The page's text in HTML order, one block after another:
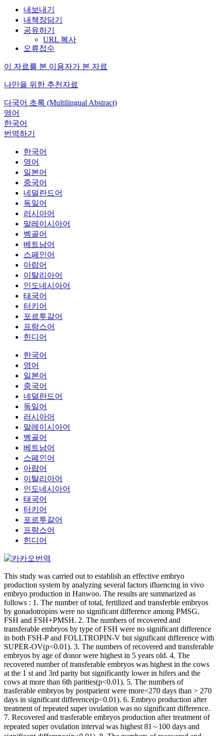
내보내기
내책장담기
공유하기
URL 복사
오류접수
이 자료를 본 이용자가 본 자료
나만을 위한 추천자료
다국어 초록 (Multilingual Abstract)
영어
한국어
번역하기
한국어
영어
일본어
중국어
네덜란드어
독일어
러시아어
말레이시아어
벵골어
베트남어
스페인어
아랍어
이탈리아어
인도네시아어
태국어
터키어
포르투갈어
프랑스어
힌디어
한국어
영어
일본어
중국어
네덜란드어
독일어
러시아어
말레이시아어
벵골어
베트남어
스페인어
아랍어
이탈리아어
인도네시아어
태국어
터키어
포르투갈어
프랑스어
힌디어
This study was carried out to establish an effective embryo
production system by analyzing several factors ifluencing in vivo
embryo production in Hanwoo. The results are summarized as
follows : 1. The number of total, fertilized and transferble embryos
by gonadotropins were no significant difference among PMSG,
FSH and FSH+PMSH. 2. The numbers of recovered and
transferable embryos by type of FSH were no significant difference
in both FSH-P and FOLLTROPIN-V but significant difference with
SUPER-OV(p<0.01). 3. The numbers of recovered and transferable
embryos by age of donor were highest in 5 years old. 4. The
recovered number of transferable embryos was highest in the cows
at the 1 st and 3rd parity but significantly lower in hifers and the
cows at more than 6th parities(p<0.01). 5. The numbers of
trasferable embryos by postparient were more<270 days than > 270
days in significant difference(p<0.01). 6. Embryo production after
treatment of repeated super ovulation was no significant difference.
7. Recovered and trasferable embryos production after treatment of
repeated super ovulation interval was highest 81∼100 days and